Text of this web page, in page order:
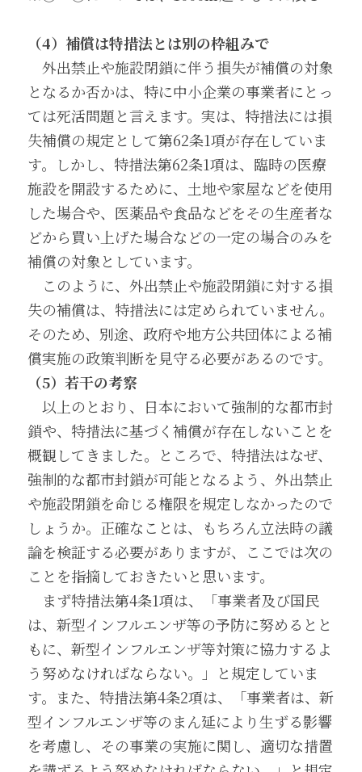
（4）補償は特措法とは別の枠組みで
外出禁止や施設閉鎖に伴う損失が補償の対象
となるか否かは、特に中小企業の事業者にとっ
ては死活問題と言えます。実は、特措法には損
失補償の規定として第62条1項が存在していま
す。しかし、特措法第62条1項は、臨時の医療
施設を開設するために、土地や家屋などを使用
した場合や、医薬品や食品などをその生産者な
どから買い上げた場合などの一定の場合のみを
補償の対象としています。
このように、外出禁止や施設閉鎖に対する損
失の補償は、特措法には定められていません。
そのため、別途、政府や地方公共団体による補
償実施の政策判断を見守る必要があるのです。
（5）若干の考察
以上のとおり、日本において強制的な都市封
鎖や、特措法に基づく補償が存在しないことを
概観してきました。ところで、特措法はなぜ、
強制的な都市封鎖が可能となるよう、外出禁止
や施設閉鎖を命じる権限を規定しなかったので
しょうか。正確なことは、もちろん立法時の議
論を検証する必要がありますが、ここでは次の
ことを指摘しておきたいと思います。
まず特措法第4条1項は、「事業者及び国民
は、新型インフルエンザ等の予防に努めるとと
もに、新型インフルエンザ等対策に協力するよ
う努めなければならない。」と規定していま
す。また、特措法第4条2項は、「事業者は、新
型インフルエンザ等のまん延により生ずる影響
を考慮し、その事業の実施に関し、適切な措置